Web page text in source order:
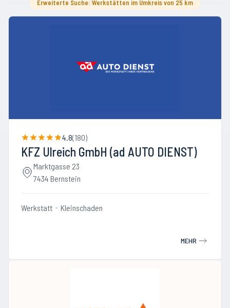
Erweiterte Suche: Werkstätten im Umkreis von 25 km
4.8(180)
KFZ Ulreich GmbH (ad AUTO DIENST)
Marktgasse 23
7434 Bernstein
Werkstatt Kleinschaden
MEHR